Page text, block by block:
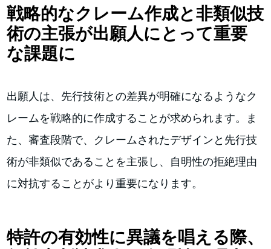
戦略的なクレーム作成と非類似技
術の主張が出願人にとって重要
な課題に
出願人は、先行技術との差異が明確になるようなク
レームを戦略的に作成することが求められます。ま
た、審査段階で、クレームされたデザインと先行技
術が非類似であることを主張し、自明性の拒絶理由
に対抗することがより重要になります。
特許の有効性に異議を唱える際、